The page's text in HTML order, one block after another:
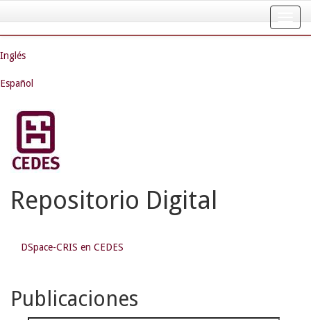
navigation
Inglés
Español
Repositorio Digital
DSpace-CRIS en CEDES
Publicaciones